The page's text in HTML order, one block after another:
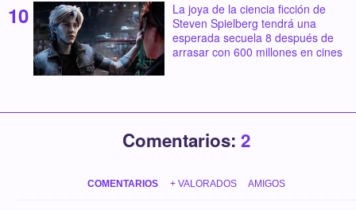
La joya de la ciencia ficción de
Steven Spielberg tendrá una
esperada secuela 8 después de
arrasar con 600 millones en cines
Comentarios: 2
COMENTARIOS + VALORADOS AMIGOS